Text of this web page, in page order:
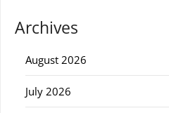
Archives
August 2026
July 2026